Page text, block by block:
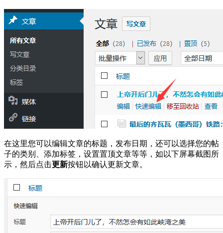
在这里您可以编辑文章的标题，发布日期，还可以选择您的帖
子的类别、添加标签，设置置顶文章等等，如以下屏幕截图所
示，然后点击更新按钮以确认更新文章。